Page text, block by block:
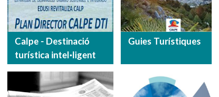
Calpe - Destinació
turística intel·ligent
Guies Turístiques